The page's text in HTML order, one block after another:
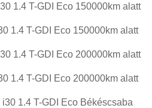
1.4 T-GDI Eco 150000km alatt
1.4 T-GDI Eco 150000km alatt
1.4 T-GDI Eco 200000km alatt
1.4 T-GDI Eco 200000km alatt
1.4 T-GDI Eco Békéscsaba